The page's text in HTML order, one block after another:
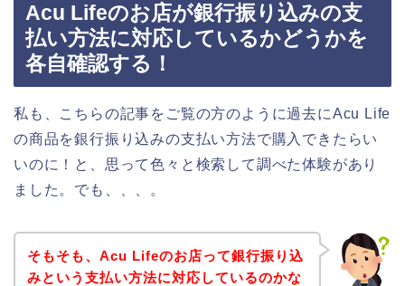
Acu Lifeのお店が銀行振り込みの支
払い方法に対応しているかどうかを
各自確認する！
私も、こちらの記事をご覧の方のように過去にAcu Life
の商品を銀行振り込みの支払い方法で購入できたらい
いのに！と、思って色々と検索して調べた体験があり
ました。でも、、、。
そもそも、Acu Lifeのお店って銀行振り込
みという支払い方法に対応しているのかな